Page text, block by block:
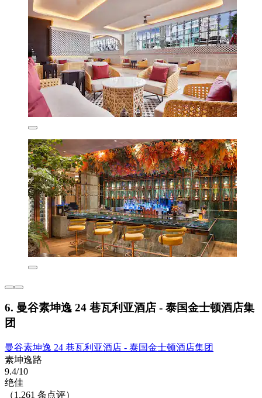
6. 曼谷素坤逸 24 巷瓦利亚酒店 - 泰国金士顿酒店集
团
曼谷素坤逸 24 巷瓦利亚酒店 - 泰国金士顿酒店集团
素坤逸路
9.4/10
绝佳
（1,261 条点评）